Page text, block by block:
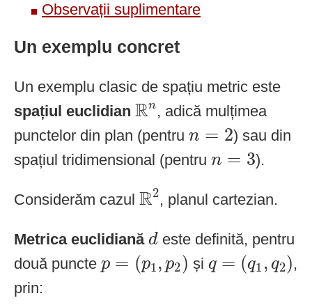
Observații suplimentare
Un exemplu concret
Un exemplu clasic de spațiu metric este
spațiul euclidian Rn
Rn, adică mulțimea
punctelor din plan (pentru n = 2
n
) sau din
spațiul tridimensional (pentru n = 3
n ).
Considerăm cazul R2
R2
, planul cartezian.
Metrica euclidiană d
d este definită, pentru
două puncte p = (p1, p2)
p p1, 2) și q = (q1 , q2)
q q1, 2)
,
prin: